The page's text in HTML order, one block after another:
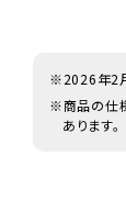
※2026年2
※商品の仕
あります。